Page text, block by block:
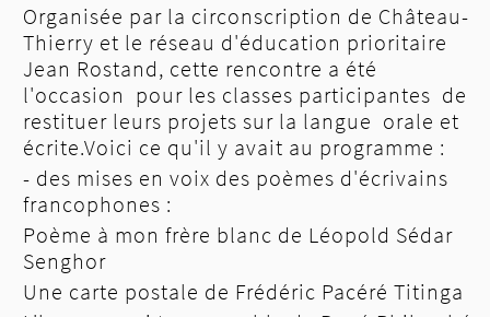
Organisée par la circonscription de Château-
Thierry et le réseau d'éducation prioritaire
Jean Rostand, cette rencontre a été
l'occasion pour les classes participantes de
restituer leurs projets sur la langue orale et
écrite.Voici ce qu'il y avait au programme :
- des mises en voix des poèmes d'écrivains
francophones :
Poème à mon frère blanc de Léopold Sédar
Senghor
Une carte postale de Frédéric Pacéré Titinga